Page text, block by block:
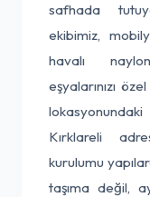
safhada
ekibimiz,
havalı
eşyalarınızı
Kırklareli
kurulumu
taşıma değil,